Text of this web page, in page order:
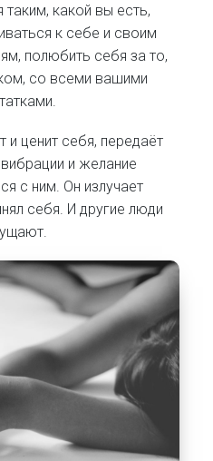
таким, какой вы есть,
к себе и своим
полюбить себя за то,
со всеми вашими
ценит себя, передаёт
и желание
с ним. Он излучает
себя. И другие люди